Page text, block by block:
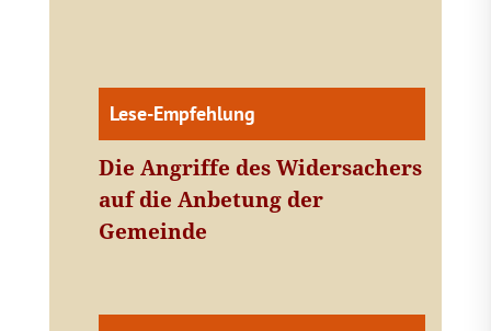
Lese-Empfehlung
Die Angriffe des Widersachers
auf die Anbetung der
Gemeinde